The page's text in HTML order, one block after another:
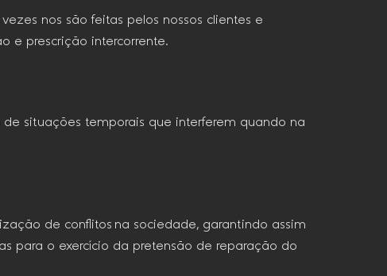
nos são feitas pelos nossos clientes e
e prescrição intercorrente.
situações temporais que interferem quando na
de conflitos na sociedade, garantindo assim
para o exercício da pretensão de reparação do